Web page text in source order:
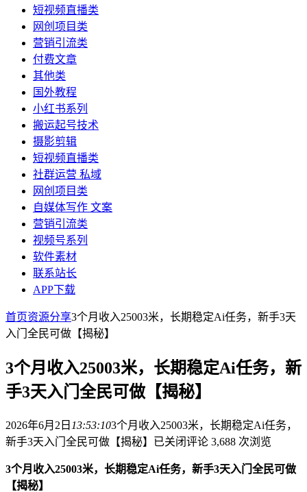
短视频直播类
网创项目类
营销引流类
付费文章
其他类
国外教程
小红书系列
搬运起号技术
摄影剪辑
短视频直播类
社群运营 私域
网创项目类
自媒体写作 文案
营销引流类
视频号系列
软件素材
联系站长
APP下载
首页资源分享3个月收入25003米，长期稳定Ai任务，新手3天
入门全民可做【揭秘】
3个月收入25003米，长期稳定Ai任务，新
手3天入门全民可做【揭秘】
2026年6月2日 13:53:103个月收入25003米，长期稳定Ai任务，
新手3天入门全民可做【揭秘】 已关闭评论 3,688 次浏览
3个月收入25003米，长期稳定Ai任务，新手3天入门全民可做
【揭秘】